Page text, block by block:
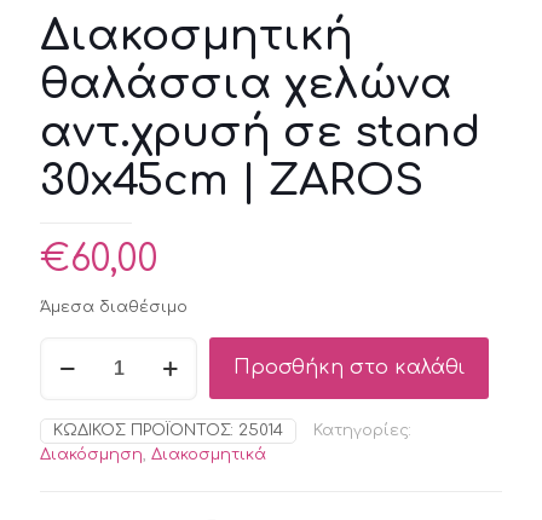
Διακοσμητική
θαλάσσια χελώνα
αντ.χρυσή σε stand
30x45cm | ZAROS
€60,00
Άμεσα διαθέσιμο
θαλάσσια
αντ.χρυσή
σε
stand
Προσθήκη στο καλάθι
ΚΩΔΙΚΌΣ ΠΡΟΪΌΝΤΟΣ: 25014
Κατηγορίες:
Διακόσμηση Διακοσμητικά